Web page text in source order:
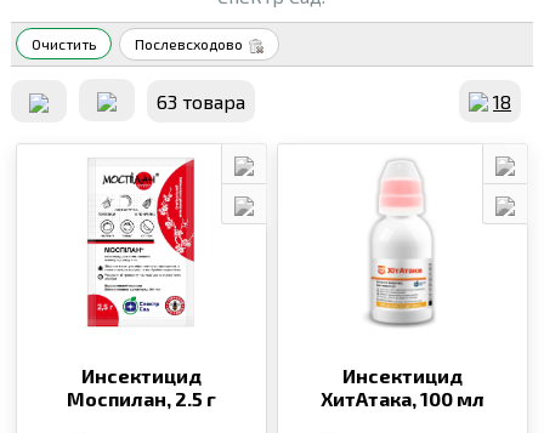
Очистить Послевсходово
63 товара 18
Инсектицид
Моспилан, 2.5 г
Инсектицид
ХитАтака,100 мл